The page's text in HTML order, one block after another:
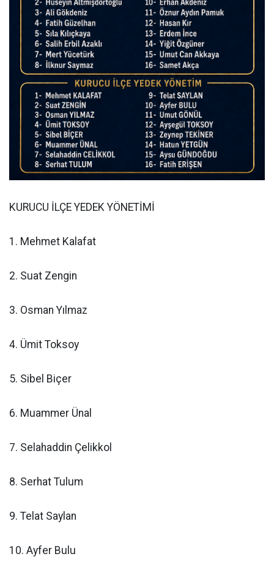
KURUCU İLÇE YEDEK YÖNETİMİ
1. Mehmet Kalafat
2. Suat Zengin
3. Osman Yılmaz
4. Ümit Toksoy
5. Sibel Biçer
6. Muammer Ünal
7. Selahaddin Çelikkol
8. Serhat Tulum
9. Telat Saylan
10. Ayfer Bulu